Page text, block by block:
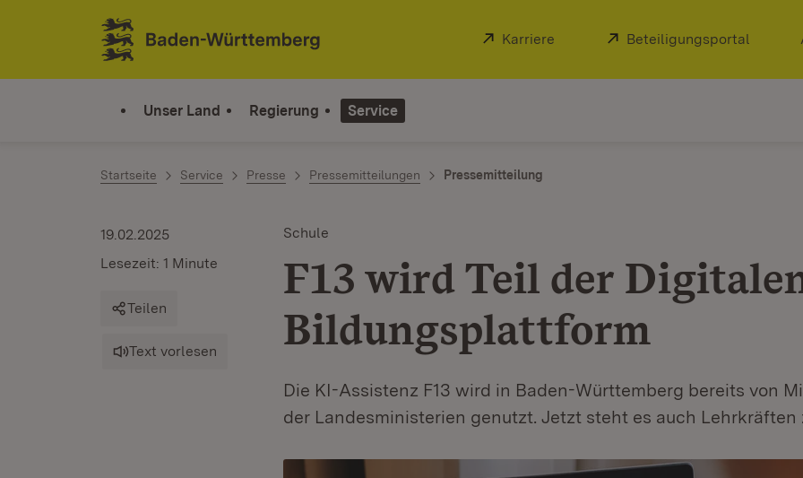
Zum Inhalt springen
Link zur Startseite
Extern:
Karriere (Öffnet in neuem Fenster)
Extern:
Beteiligungsportal
Unser Land Regierung Service
Startseite Service Presse Pressemitteilungen Pressemitteilung
Schule
F13 wird Teil der
Bildungsplattform
Die KI-Assistenz F13 wird in Baden-Württemberg bereits von
der Landesministerien genutzt. Jetzt steht es auch Lehrkräften
19.02.2025
Lesezeit: 1 Minute
Teilen
Text vorlesen